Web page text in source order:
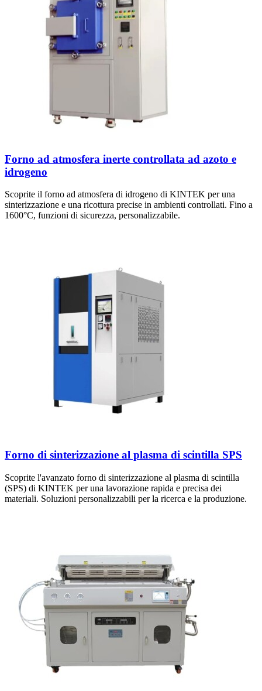
Forno ad atmosfera inerte controllata ad azoto e
idrogeno
Scoprite il forno ad atmosfera di idrogeno di KINTEK per una
sinterizzazione e una ricottura precise in ambienti controllati. Fino a
1600°C, funzioni di sicurezza, personalizzabile.
Forno di sinterizzazione al plasma di scintilla SPS
Scoprite l'avanzato forno di sinterizzazione al plasma di scintilla
(SPS) di KINTEK per una lavorazione rapida e precisa dei
materiali. Soluzioni personalizzabili per la ricerca e la produzione.